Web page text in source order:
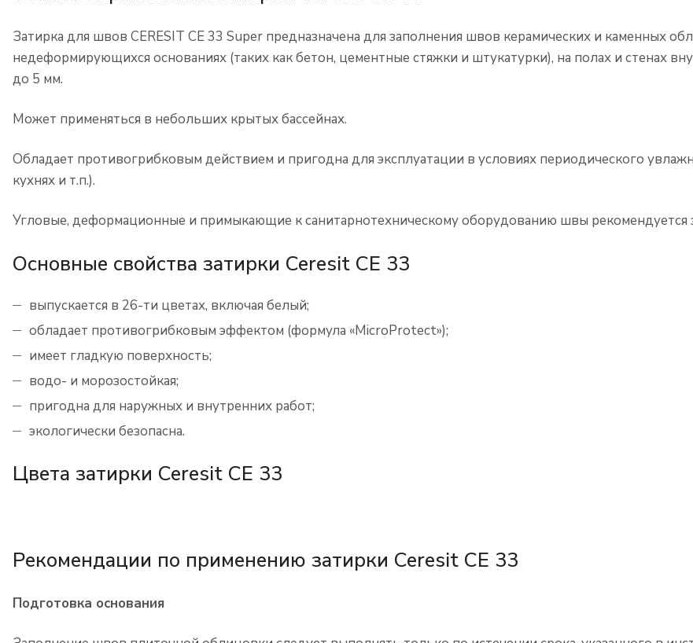
Затирка для швов CERESIT CE 33 Super предназначена для заполнения швов керамических и каменных
недеформирующихся основаниях (таких как бетон, цементные стяжки и штукатурки), на полах и стенах
до 5 мм.
Может применяться в небольших крытых бассейнах.
Обладает противогрибковым действием и пригодна для эксплуатации в условиях периодического
кухнях и т.п.).
Угловые, деформационные и примыкающие к санитарнотехническому оборудованию швы рекомендуется
Основные свойства затирки Ceresit CE 33
выпускается в 26-ти цветах, включая белый;
обладает противогрибковым эффектом (формула «MicroProtect»);
имеет гладкую поверхность;
водо- и морозостойкая;
пригодна для наружных и внутренних работ;
экологически безопасна.
Цвета затирки Ceresit CE 33
Рекомендации по применению затирки Ceresit CE 33
Подготовка основания